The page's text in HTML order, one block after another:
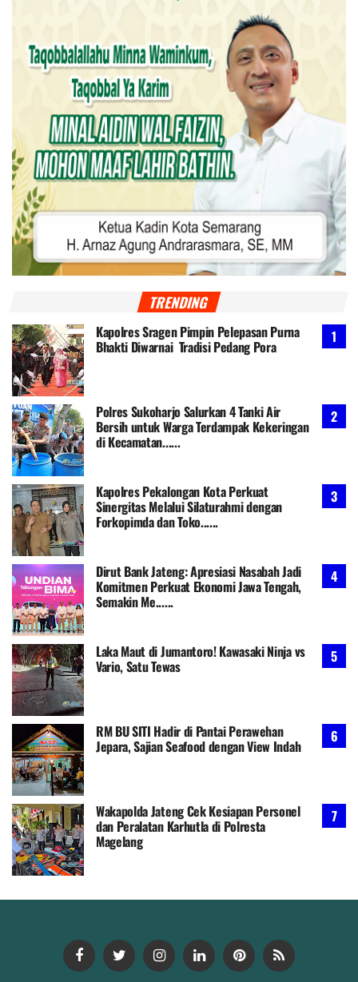
TRENDING
Kapolres Sragen Pimpin Pelepasan Purna
Bhakti Diwarnai Tradisi Pedang Pora
Polres Sukoharjo Salurkan 4 Tanki Air
Bersih untuk Warga Terdampak Kekeringan
di Kecamatan......
Kapolres Pekalongan Kota Perkuat
Sinergitas Melalui Silaturahmi dengan
Forkopimda dan Toko......
Dirut Bank Jateng: Apresiasi Nasabah Jadi
Komitmen Perkuat Ekonomi Jawa Tengah,
Semakin Me......
Laka Maut di Jumantoro! Kawasaki Ninja vs
Vario, Satu Tewas
RM BU SITI Hadir di Pantai Perawehan
Jepara, Sajian Seafood dengan View Indah
Wakapolda Jateng Cek Kesiapan Personel
dan Peralatan Karhutla di Polresta
Magelang